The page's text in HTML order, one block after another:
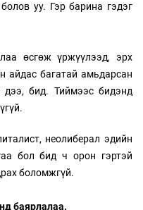
уу. Гэр барина гэдэг
өсгөж үржүүлээд, эрх
айдас багатай амьдарсан
бид. Тиймээс бидэнд
неолиберал эдийн
бол бид ч орон гэртэй
боломжгүй.
баярлалаа.